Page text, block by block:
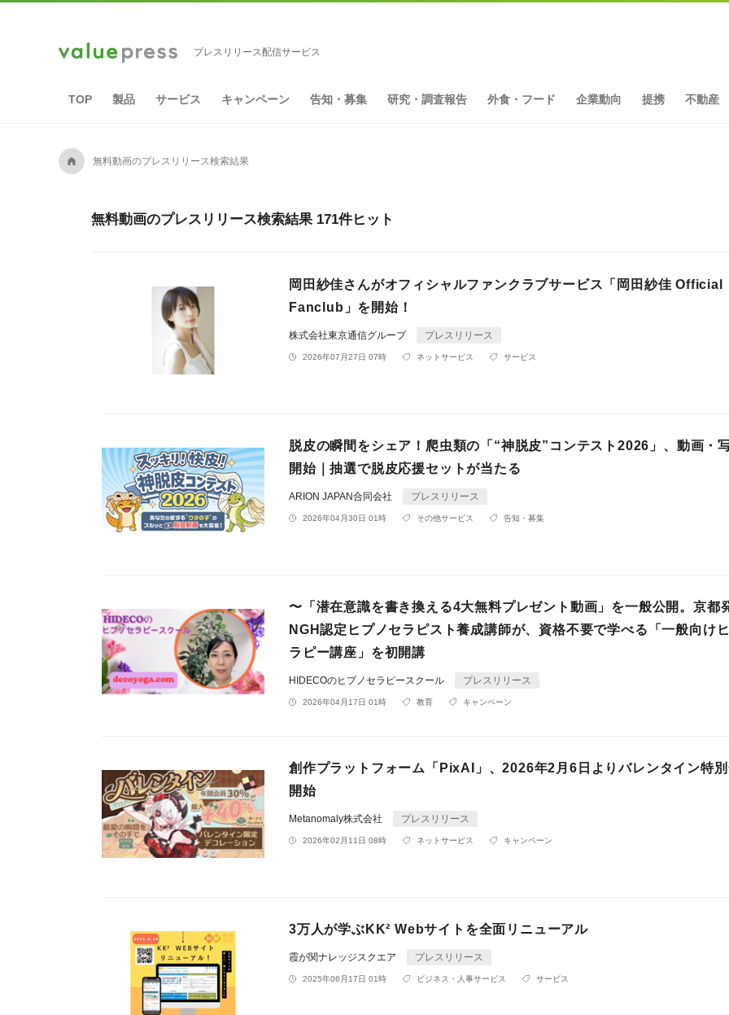
プレスリリース配信サービス
TOP 製品 サービス キャンペーン 告知・募集 研究・調査報告 外食・フード 企業動向 提携 不動産
A 無料動画のプレスリリース検索結果
無料動画のプレスリリース検索結果 171件ヒット
岡田紗佳さんがオフィシャルファンクラブサービス「岡田紗佳 Official
Fanclub」を開始！
株式会社東京通信グループ プレスリリース
2026年07月27日 07時 ネットサービス サービス
脱皮の瞬間をシェア！爬虫類の「“神脱皮”コンテスト2026」、動画・
開始｜抽選で脱皮応援セットが当たる
ARION JAPAN合同会社 プレスリリース
2026年04月30日 01時 その他サービス 告知・募集
〜「潜在意識を書き換える4大無料プレゼント動画」を一般公開。京都
NGH認定ヒプノセラピスト養成講師が、資格不要で学べる「一般向け
ラピー講座」を初開講
HIDECOのヒプノセラピースクール プレスリリース
2026年04月17日 01時 教育 キャンペーン
創作プラットフォーム「PixAI」、2026年2月6日よりバレンタイン特
開始
Metanomaly株式会社 プレスリリース
2026年02月11日 08時 ネットサービス キャンペーン
3万人が学ぶKK² Webサイトを全面リニューアル
霞が関ナレッジスクエア プレスリリース
2025年06月17日 01時 ビジネス・人事サービス サービス